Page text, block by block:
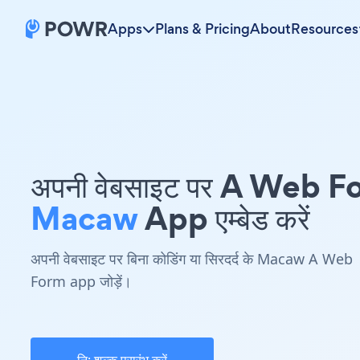
Apps Plans & PricingAboutResources
अपनी वेबसाइट पर A Web
MacawApp एम्बेड करें
अपनी वेबसाइट पर बिना कोडिंग या सिरदर्द के Macaw A Web
Form app जोड़ें।